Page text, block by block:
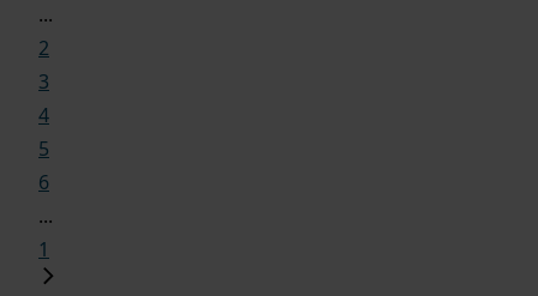
...
2
3
4
5
6
...
1